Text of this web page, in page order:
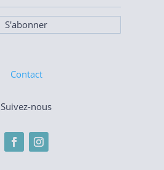
S'abonner
Contact
Suivez-nous